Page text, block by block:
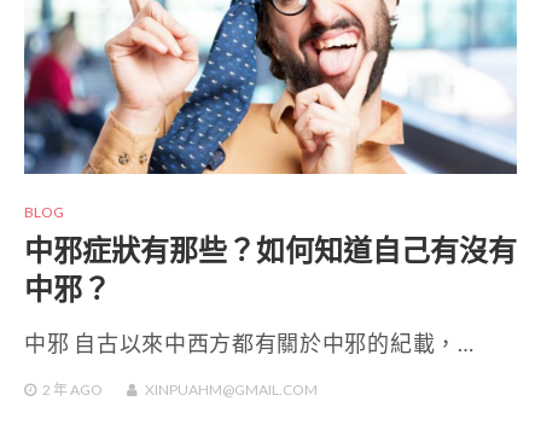
BLOG
中邪症狀有那些？如何知道自己有沒有
中邪？
中邪 自古以來中西方都有關於中邪的紀載，…
2 年AGO XINPUAHM@GMAIL.COM